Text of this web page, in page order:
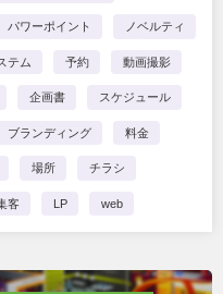
パワーポイント ノベルティ
テム 予約 動画撮影
企画書 スケジュール
ブランディング 料金
場所 チラシ
客 LP web